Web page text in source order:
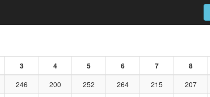
3 4 5 6 7 8
246 200 252 264 215 207